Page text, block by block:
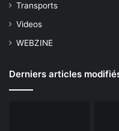
Transports
Videos
WEBZINE
Derniers articles